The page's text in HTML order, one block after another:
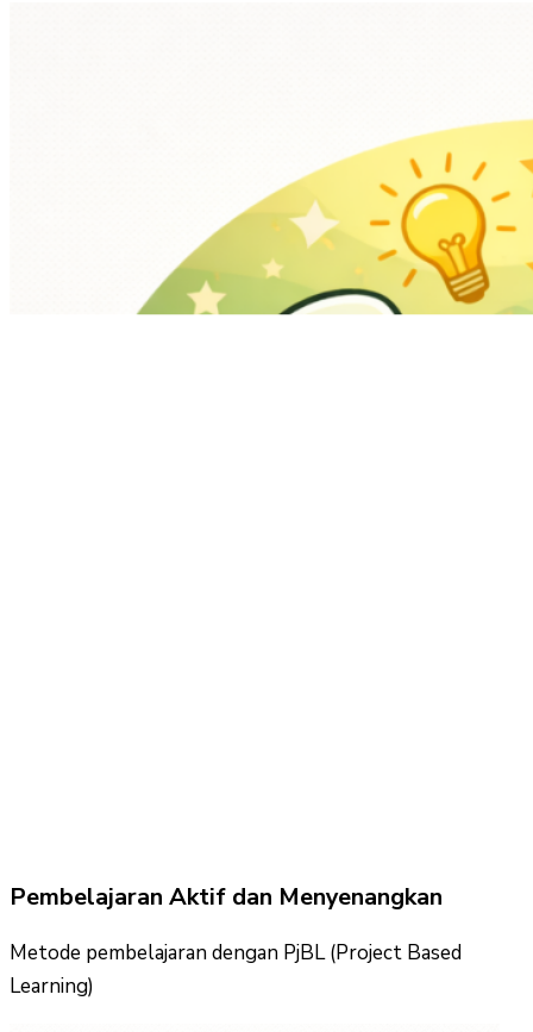
Pembelajaran Aktif dan Menyenangkan
Metode pembelajaran dengan PjBL (Project Based
Learning)